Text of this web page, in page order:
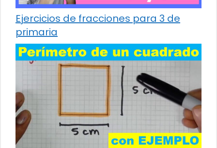
Ejercicios de fracciones para 3 de
primaria